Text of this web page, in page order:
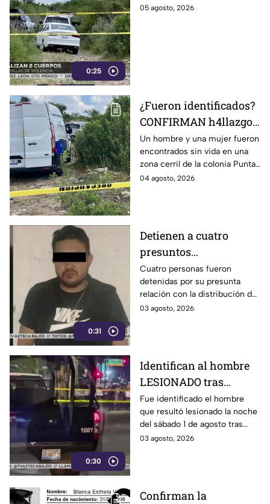
0:25
León; autoridades
05 agosto, 2026
¿Fueron identificados?
CONFIRMAN h4llazgo
de un hombre y una
mujer s1n v1da en zona
cerril de León, HOY
martes
Un hombre y una mujer fueron
encontrados sin vida en una
zona cerril de la colonia Punta
del Sol, en el polígono de Las
04 agosto, 2026
0:31
Detienen a cuatro
presuntos
D3LINCUENTES en
León: así OCURRIÓ
Cuatro personas fueron
detenidas por su presunta
relación con la distribución de
droga en distintos puntos de
03 agosto, 2026
0:30
Identifican al hombre
LESIONADO tras
agresión en colonia
Constitución de
Apatzingán en Irapuato
Fue identificado el hombre
que resultó lesionado la noche
del sábado 1 de agosto tras
registrarse detonaciones en la
03 agosto, 2026
Confirman la